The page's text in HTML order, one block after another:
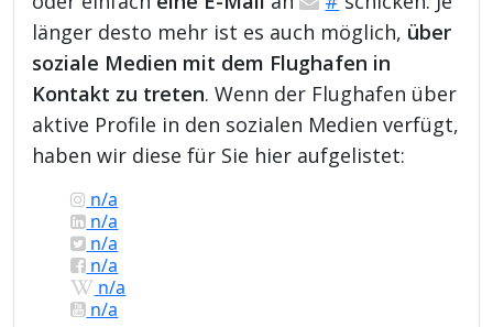
länger desto mehr ist es auch möglich, über
soziale Medien mit dem Flughafen in
Kontakt zu treten. Wenn der Flughafen über
aktive Profile in den sozialen Medien verfügt,
haben wir diese für Sie hier aufgelistet:
n/a
n/a
n/a
n/a
n/a
n/a